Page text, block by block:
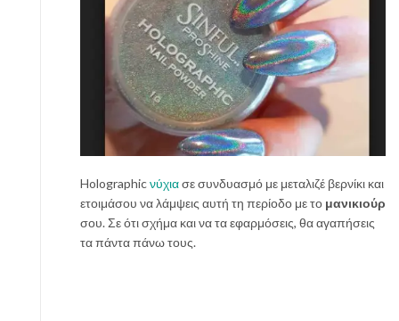
Holographicνύχιασε συνδυασμό με μεταλιζέ βερνίκι και
ετοιμάσου να λάμψεις αυτή τη περίοδο με το μανικιούρ
σου. Σε ότι σχήμα και να τα εφαρμόσεις, θα αγαπήσεις
τα πάντα πάνω τους.